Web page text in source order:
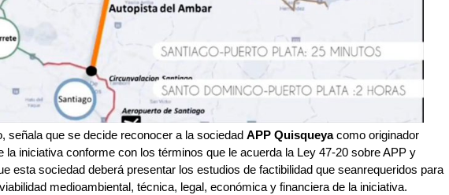
señala que se decide reconocer a la sociedad APP Quisqueyacomo originador
la iniciativa conforme con los términos que le acuerda la Ley 47-20 sobre APP y
esta sociedad deberá presentar los estudios de factibilidad que seanrequeridos para
medioambiental, técnica, legal, económica y financiera de la iniciativa.